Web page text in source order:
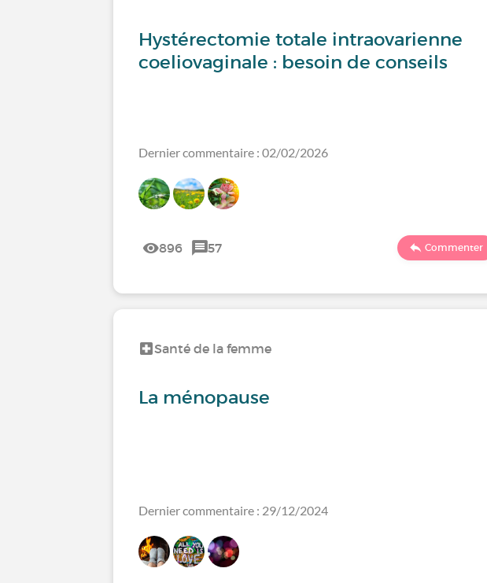
Hystérectomie totale intraovarienne
coeliovaginale : besoin de conseils
Dernier commentaire : 02/02/2026
896 57 Commenter
Santé de la femme
La ménopause
Dernier commentaire : 29/12/2024